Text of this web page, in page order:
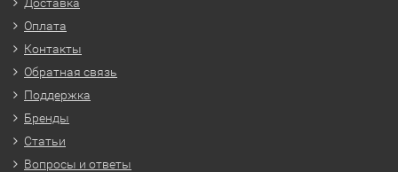
Оплата
Контакты
Обратная связь
Поддержка
Бренды
Статьи
Вопросы и ответы